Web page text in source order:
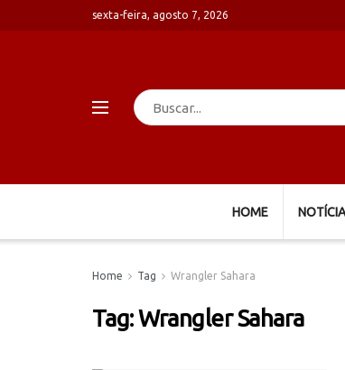
sexta-feira, agosto 7, 2026
HOME
Home Tag Wrangler Sahara
Tag:Wrangler Sahara